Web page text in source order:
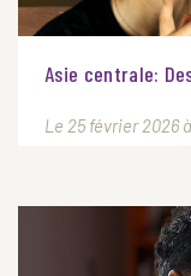
Asie centrale:
Le 25 février 2026 à